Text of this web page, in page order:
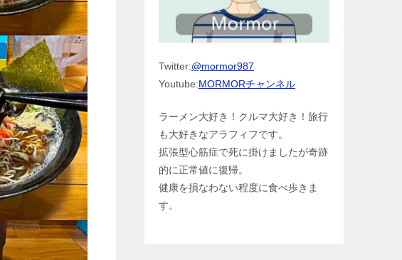
Twitter:@mormor987
Youtube:MORMORチャンネル
ラーメン大好き！クルマ大好き！旅行
も大好きなアラフィフです。
拡張型心筋症で死に掛けましたが奇跡
的に正常値に復帰。
健康を損なわない程度に食べ歩きま
す。